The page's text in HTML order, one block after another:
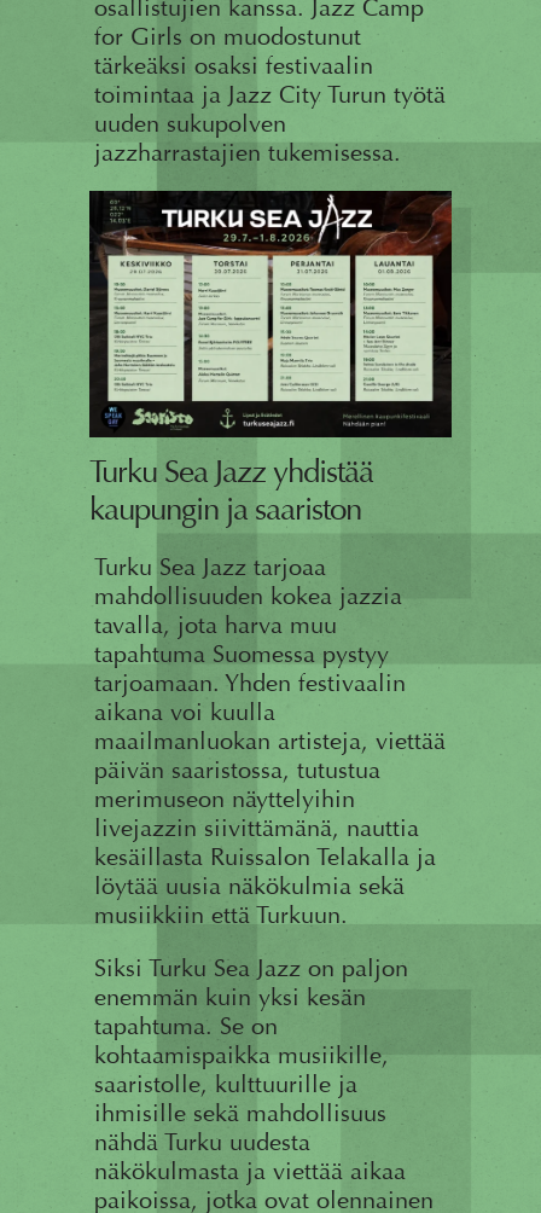
osallistujien kanssa. Jazz Camp
for Girls on muodostunut
tärkeäksi osaksi festivaalin
toimintaa ja Jazz City Turun työtä
uuden sukupolven
jazzharrastajien tukemisessa.
Turku Sea Jazz yhdistää
kaupungin ja saariston
Turku Sea Jazz tarjoaa
mahdollisuuden kokea jazzia
tavalla, jota harva muu
tapahtuma Suomessa pystyy
tarjoamaan. Yhden festivaalin
aikana voi kuulla
maailmanluokan artisteja, viettää
päivän saaristossa, tutustua
merimuseon näyttelyihin
livejazzin siivittämänä, nauttia
kesäillasta Ruissalon Telakalla ja
löytää uusia näkökulmia sekä
musiikkiin että Turkuun.
Siksi Turku Sea Jazz on paljon
enemmän kuin yksi kesän
tapahtuma. Se on
kohtaamispaikka musiikille,
saaristolle, kulttuurille ja
ihmisille sekä mahdollisuus
nähdä Turku uudesta
näkökulmasta ja viettää aikaa
paikoissa, jotka ovat olennainen